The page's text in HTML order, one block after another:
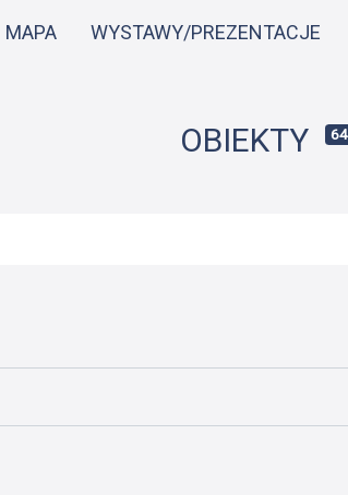
do
MAPA WYSTAWY/PREZENTACJE
OBIEKTY 64